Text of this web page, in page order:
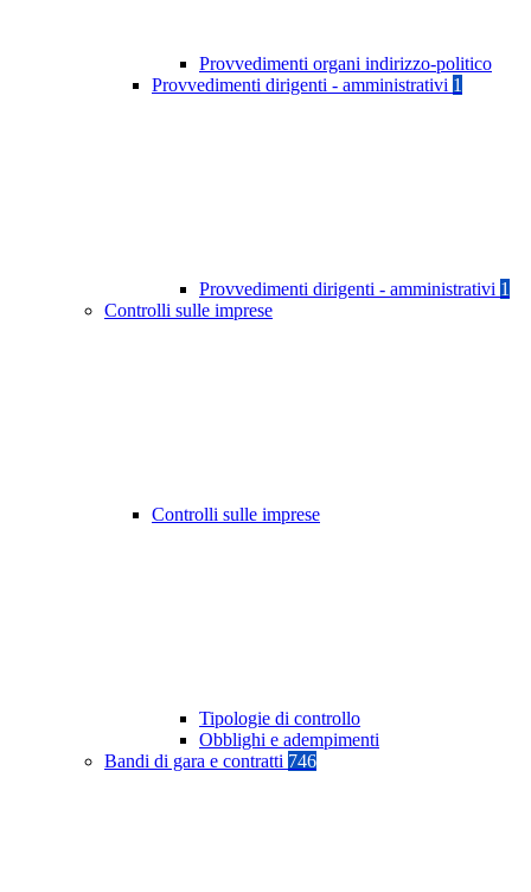
Provvedimenti organi indirizzo-politico
Provvedimenti dirigenti - amministrativi 1
Provvedimenti dirigenti - amministrativi 1
Controlli sulle imprese
Controlli sulle imprese
Tipologie di controllo
Obblighi e adempimenti
Bandi di gara e contratti 746